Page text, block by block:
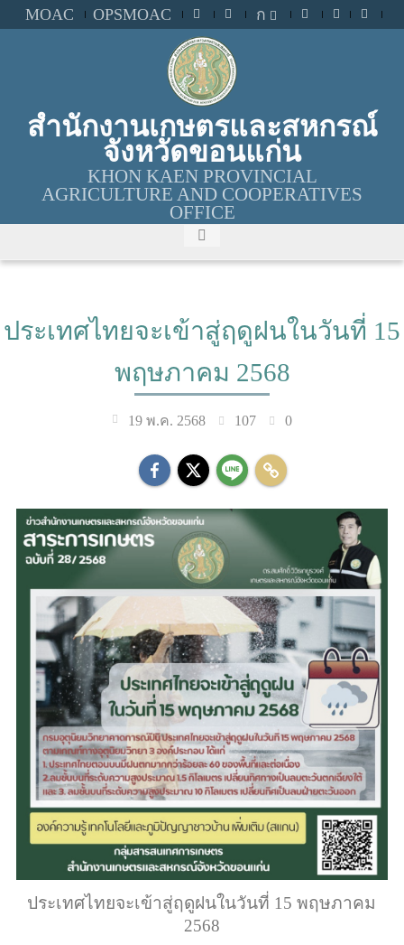
MOAC OPSMOAC ก
สำนักงานเกษตรและสหกรณ์
จังหวัดขอนแก่น
KHON KAEN PROVINCIAL
AGRICULTURE AND COOPERATIVES
OFFICE
ประเทศไทยจะเข้าสู่ฤดูฝนในวันที่ 15
พฤษภาคม 2568
19 พ.ค. 2568 107 0
ประเทศไทยจะเข้าสู่ฤดูฝนในวันที่ 15 พฤษภาคม
2568